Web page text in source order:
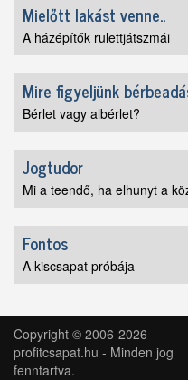
Mielőtt lakást venne..
A házépítők rulettjátszmái
Mire figyeljünk
Bérlet vagy albérlet?
Jogtudor
Mi a teendő, ha elhunyt a
Fontos
A kiscsapat próbája
Copyright © 2006-2026
profitcsapat.hu - Minden jog
fenntartva.